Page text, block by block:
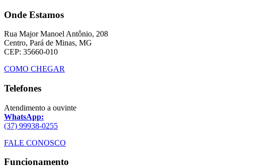
Onde Estamos
Rua Major Manoel Antônio, 208
Centro, Pará de Minas, MG
CEP: 35660-010
COMO CHEGAR
Telefones
Atendimento a ouvinte
WhatsApp:
(37) 99938-0255
FALE CONOSCO
Funcionamento